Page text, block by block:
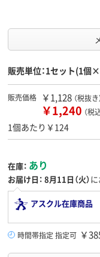
販売単位：1セット(1個
販売価格 ￥1,128 （税抜き
￥1,240 （税
1個あたり￥124
在庫： あり
お届け日： 8月11日（火）
アスクル在庫商品
時間帯指定 指定可 ￥